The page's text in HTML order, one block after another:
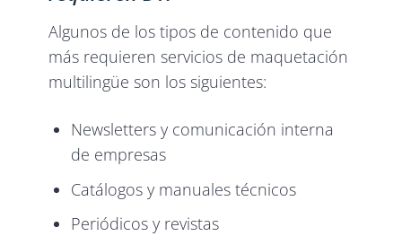
Algunos de los tipos de contenido que
más requieren servicios de maquetación
multilingüe son los siguientes:
Newsletters y comunicación interna
de empresas
Catálogos y manuales técnicos
Periódicos y revistas